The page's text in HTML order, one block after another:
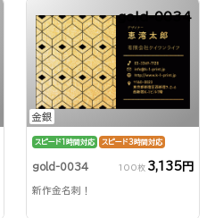
金銀
gold-0034
スピード1時間対応 スピード3時間対応
gold-0034 100枚 3,135円
新作金名刺！